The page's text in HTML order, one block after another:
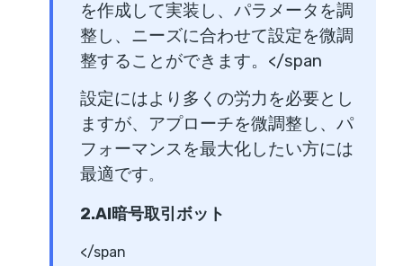
を作成して実装し、パラメータを調
整し、ニーズに合わせて設定を微調
整することができます。</span
設定にはより多くの労力を必要とし
ますが、アプローチを微調整し、パ
フォーマンスを最大化したい方には
最適です。
2.AI暗号取引ボット
</span